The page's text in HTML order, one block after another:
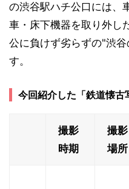
の渋谷駅ハチ公口には、
車・床下機器を取り外し
公に負けず劣らずの"渋
す。
今回紹介した「鉄道懐古
撮影
時期
撮影
場所